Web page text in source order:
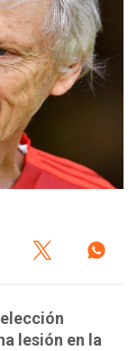
lesión en la